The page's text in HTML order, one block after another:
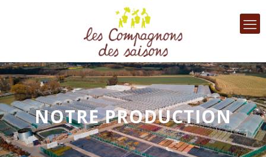
NOTRE PRODUCTION